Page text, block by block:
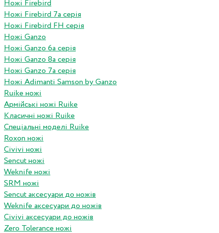
Ножі Firebird
Ножі Firebird 7а серія
Ножі Firebird FH серія
Ножі Ganzo
Ножі Ganzo 6а серія
Ножі Ganzo 8а серія
Ножі Ganzo 7а серія
Ножі Adimanti Samson by Ganzo
Ruike ножі
Армійські ножі Ruike
Класичні ножі Ruike
Спеціальні моделі Ruike
Roxon ножi
Civivi ножі
Sencut ножі
Weknife ножі
SRM ножі
Sencut аксесуари до ножів
Weknife аксесуари до ножів
Civivi аксесуари до ножів
Zero Tolerance ножі